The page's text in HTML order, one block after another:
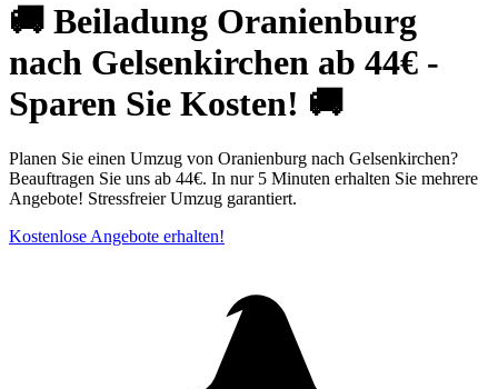
🚚 Beiladung Oranienburg
nach Gelsenkirchen ab 44€ -
Sparen Sie Kosten! 🚚
Planen Sie einen Umzug von Oranienburg nach Gelsenkirchen?
Beauftragen Sie uns ab 44€. In nur 5 Minuten erhalten Sie mehrere
Angebote! Stressfreier Umzug garantiert.
Kostenlose Angebote erhalten!